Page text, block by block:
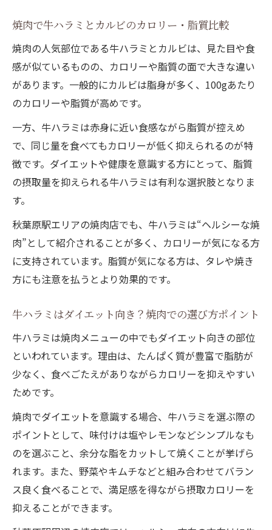
焼肉で牛ハラミとカルビのカロリー・脂質比較
焼肉の人気部位である牛ハラミとカルビは、見た目や食
感が似ているものの、カロリーや脂質の面で大きな違い
があります。一般的にカルビは脂身が多く、100gあたり
のカロリーや脂質が高めです。
一方、牛ハラミは赤身に近い食感ながら脂質が控えめ
で、同じ量を食べてもカロリーが低く抑えられるのが特
徴です。ダイエットや健康を意識する方にとって、脂質
の摂取量を抑えられる牛ハラミは有利な選択肢となりま
す。
秋葉原駅エリアの焼肉店でも、牛ハラミは“ヘルシーな焼
肉”として紹介されることが多く、カロリーが気になる方
に支持されています。脂質が気になる方は、タレや焼き
方にも注意を払うとより効果的です。
牛ハラミはダイエット向き？焼肉での選び方ポイント
牛ハラミは焼肉メニューの中でもダイエット向きの部位
といわれています。理由は、たんぱく質が豊富で脂肪が
少なく、食べごたえがありながらカロリーを抑えやすい
ためです。
焼肉でダイエットを意識する場合、牛ハラミを選ぶ際の
ポイントとして、味付けは塩やレモンなどシンプルなも
のを選ぶこと、余分な脂をカットして焼くことが挙げら
れます。また、野菜やキムチなどと組み合わせてバラン
ス良く食べることで、満足感を得ながら摂取カロリーを
抑えることができます。